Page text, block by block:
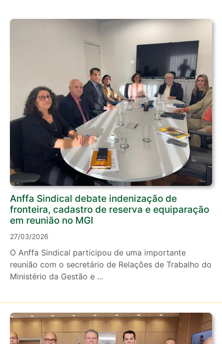
Anffa Sindical debate indenização de
fronteira, cadastro de reserva e equiparação
em reunião no MGI
27/03/2026
O Anffa Sindical participou de uma importante
reunião com o secretário de Relações de Trabalho do
Ministério da Gestão e ...